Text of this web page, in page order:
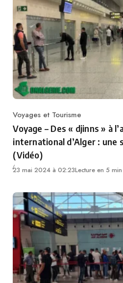
Category
Voyages et Tourisme
Voyage – Des « djinns » à
international d’Alger : une
(Vidéo)
23 mai 2024 à 02:23Lecture en 5 min